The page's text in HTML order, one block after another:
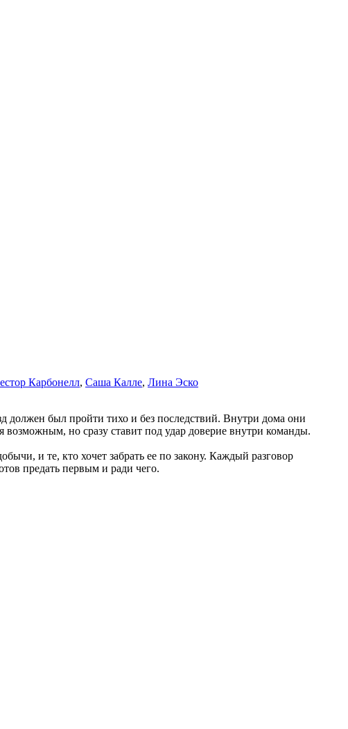
Карбонелл, Саша Калле, Лина Эско
должен был пройти тихо и без последствий. Внутри дома они
но сразу ставит под удар доверие внутри команды.
и те, кто хочет забрать ее по закону. Каждый разговор
предать первым и ради чего.